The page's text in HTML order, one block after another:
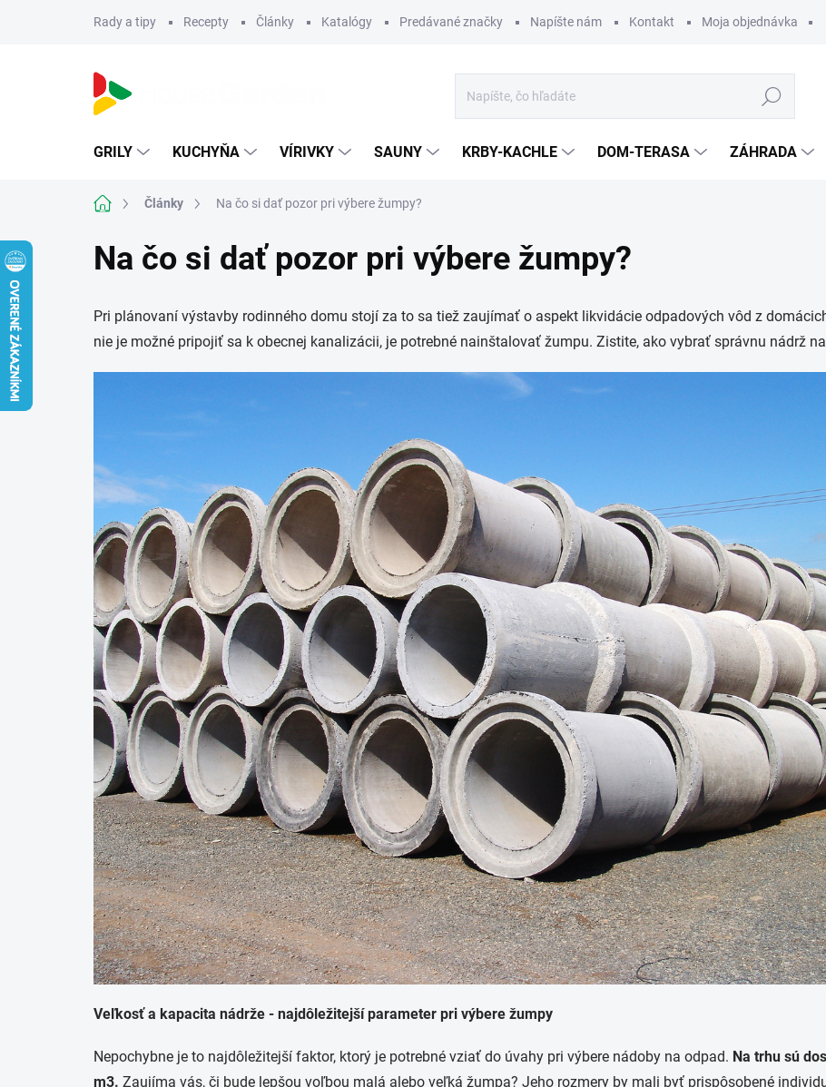
Rady a tipy Recepty Články Katalógy Predávané značky Napíšte nám Kontakt Moja objednávka
Hľadať
GRILY KUCHYŇA VÍRIVKY SAUNY KRBY-KACHLE DOM-TERASA ZÁHRADA
DomovČlánky Na čo si dať pozor pri výbere žumpy?
Na čo si dať pozor pri výbere žumpy?
Pri plánovaní výstavby rodinného domu stojí za to sa tiež zaujímať o aspekt likvidácie odpadových vôd z
nie je možné pripojiť sa k obecnej kanalizácii, je potrebné nainštalovať žumpu. Zistite, ako vybrať správnu nádrž
Veľkosť a kapacita nádrže - najdôležitejší parameter pri výbere žumpy
Nepochybne je to najdôležitejší faktor, ktorý je potrebné vziať do úvahy pri výbere nádoby na odpad. Na trhu sú
m3. Zaujíma vás, či bude lepšou voľbou malá alebo veľká žumpa? Jeho rozmery by mali byť prispôsobené